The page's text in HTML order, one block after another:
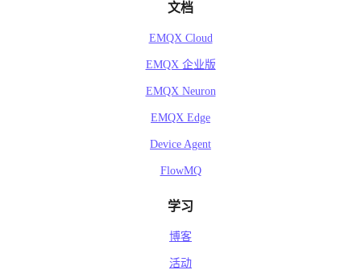
文档
EMQX Cloud
EMQX 企业版
EMQX Neuron
EMQX Edge
Device Agent
FlowMQ
学习
博客
活动